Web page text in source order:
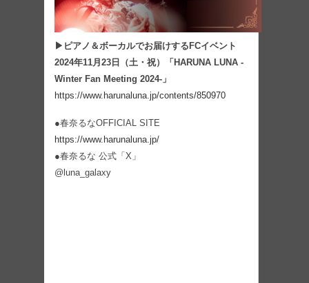
▶ピアノ＆ボーカルでお届けするFCイベント
2024年11月23日（土・祝）「HARUNA LUNA -
Winter Fan Meeting 2024-」
https://www.harunaluna.jp/contents/850970
●春奈るなOFFICIAL SITE
https://www.harunaluna.jp/
●春奈るな 公式「X」
@luna_galaxy